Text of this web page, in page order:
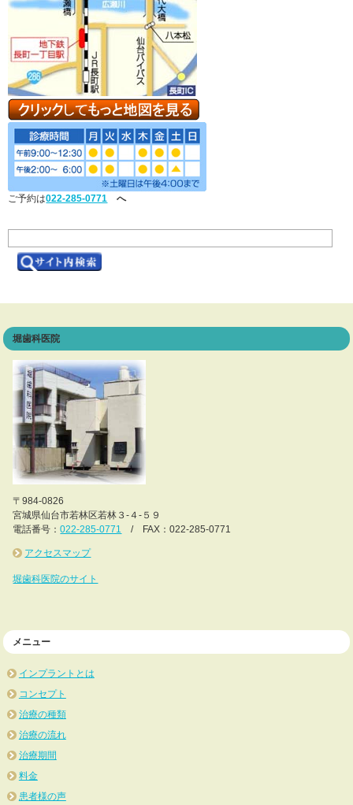
ご予約は022-285-0771 へ
堀歯科医院
〒984-0826
宮城県仙台市若林区若林３-４-５９
電話番号：022-285-0771 / FAX：022-285-0771
アクセスマップ
堀歯科医院のサイト
メニュー
インプラントとは
コンセプト
治療の種類
治療の流れ
治療期間
料金
患者様の声